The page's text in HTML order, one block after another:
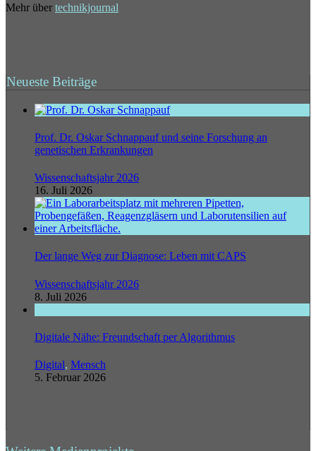
Mehr über technikjournal
Neueste Beiträge
Prof. Dr. Oskar Schnappauf und seine Forschung an
genetischen Erkrankungen
Wissenschaftsjahr 2026
16. Juli 2026
Der lange Weg zur Diagnose: Leben mit CAPS
Wissenschaftsjahr 2026
8. Juli 2026
Digitale Nähe: Freundschaft per Algorithmus
Digital, Mensch
5. Februar 2026